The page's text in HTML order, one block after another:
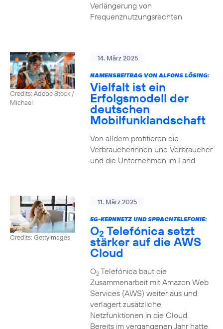
Verlängerung von
Frequenznutzungsrechten
Credits: Adobe Stock /
Michael
14. März 2025
NAMENSBEITRAG VON ALFONS LÖSING:
Vielfalt ist ein
Erfolgsmodell der
deutschen
Mobilfunklandschaft
Von alldem profitieren die
Verbraucherinnen und Verbraucher
und die Unternehmen im Land
Credits: Gettyimages
11. März 2025
5G-KERNNETZ UND SPRACHTELEFONIE:
O2 Telefónica setzt
stärker auf die AWS
Cloud
O2Telefónica baut die
Zusammenarbeit mit Amazon Web
Services (AWS) weiter aus und
verlagert zusätzliche
Netzfunktionen in die Cloud.
Bereits im vergangenen Jahr hatte